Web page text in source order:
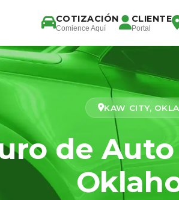
COTIZACIÓN
Comience Aquí
CLIENTE
Portal
KAW CITY,
de